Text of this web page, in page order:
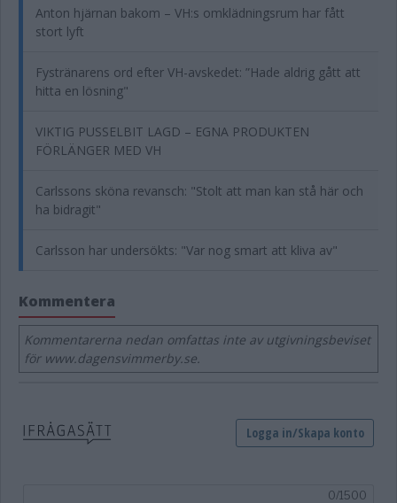
Anton hjärnan bakom – VH:s omklädningsrum har fått
stort lyft
Fystränarens ord efter VH-avskedet: ”Hade aldrig gått att
hitta en lösning"
VIKTIG PUSSELBIT LAGD – EGNA PRODUKTEN
FÖRLÄNGER MED VH
Carlssons sköna revansch: "Stolt att man kan stå här och
ha bidragit"
Carlsson har undersökts: "Var nog smart att kliva av"
Kommentera
Kommentarerna nedan omfattas inte av utgivningsbeviset
för www.dagensvimmerby.se.